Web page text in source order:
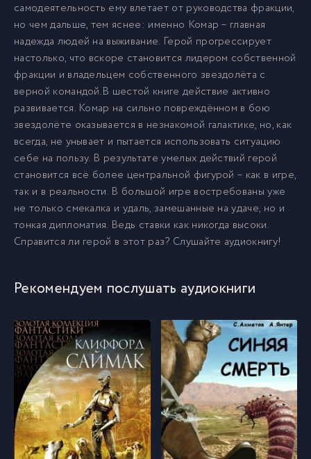
10 010
12 012
14 014
17 017
18 018
19 019
20 020
самодеятельность ему влетает от руководства фракции,
но чем дальше, тем яснее: именно Комар – главная
надежда людей на выживание. Герой прогрессирует
настолько, что вскоре становится лидером собственной
фракции и владельцем собственного звездолёта с
верной командой.В шестой книге действие активно
развивается. Комар на сильно повреждённом в бою
звездолёте оказывается в незнакомой галактике, но, как
всегда, не унывает и пытается использовать ситуацию
себе на пользу. В результате умелых действий герой
становится всё более центральной фигурой – как в игре,
так и в реальности. В большой игре востребованы уже
не только смекалка и удаль, замешанные на удаче, но и
тонкая дипломатия. Ведь ставки как никогда высоки.
Справится ли герой в этот раз? Слушайте аудиокнигу!
Рекомендуем послушать аудиокниги